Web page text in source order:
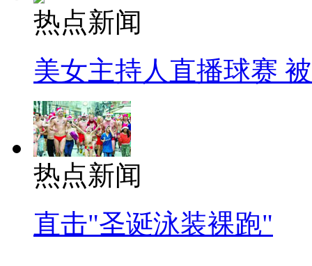
热点新闻
美女主持人直播球赛
热点新闻
直击"圣诞泳装裸跑"